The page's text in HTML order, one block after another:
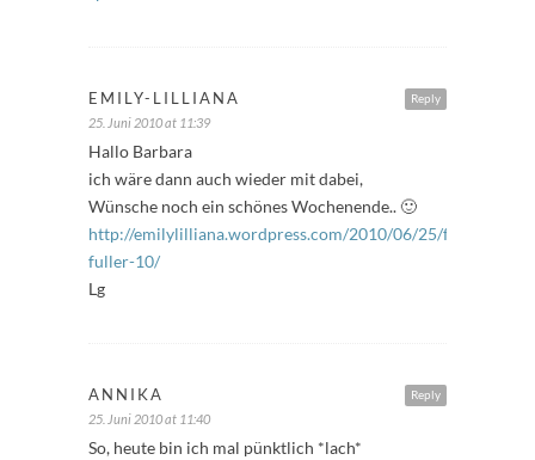
Reply
EMILY-LILLIANA
25. Juni 2010 at 11:39
Hallo Barbara
ich wäre dann auch wieder mit dabei,
Wünsche noch ein schönes Wochenende.. 🙂
http://emilylilliana.wordpress.com/2010/06/25/freitags-
fuller-10/
Lg
Reply
ANNIKA
25. Juni 2010 at 11:40
So, heute bin ich mal pünktlich *lach*